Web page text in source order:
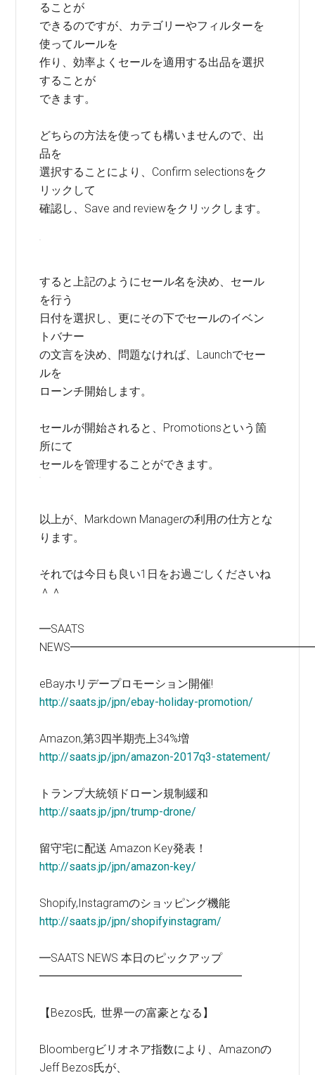
ることが
できるのですが、カテゴリーやフィルターを
使ってルールを
作り、効率よくセールを適用する出品を選択
することが
できます。
どちらの方法を使っても構いませんので、出
品を
選択することにより、Confirm selectionsをク
リックして
確認し、Save and reviewをクリックします。
すると上記のようにセール名を決め、セール
を行う
日付を選択し、更にその下でセールのイベン
トバナー
の文言を決め、問題なければ、Launchでセー
ルを
ローンチ開始します。
セールが開始されると、Promotionsという箇
所にて
セールを管理することができます。
以上が、Markdown Managerの利用の仕方とな
ります。
それでは今日も良い1日をお過ごしくださいね
＾＾
━SAATS
eBayホリデープロモーション開催!
http://saats.jp/jpn/ebay-holiday-promotion/
Amazon,第3四半期売上34%増
http://saats.jp/jpn/amazon-2017q3-statement/
トランプ大統領ドローン規制緩和
http://saats.jp/jpn/trump-drone/
留守宅に配送 Amazon Key発表！
http://saats.jp/jpn/amazon-key/
Shopify,Instagramのショッピング機能
http://saats.jp/jpn/shopifyinstagram/
━SAATS NEWS 本日のピックアップ
━━━━━━━━━━━━━━━━━━
【Bezos氏, 世界一の富豪となる】
Bloombergビリオネア指数により、Amazonの
Jeff Bezos氏が、